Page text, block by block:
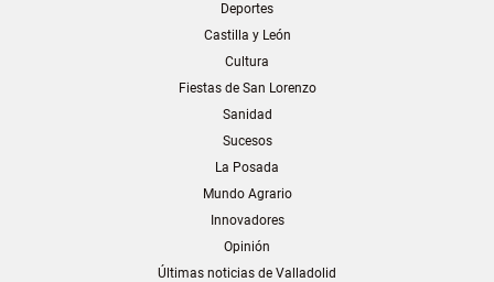
Deportes
Castilla y León
Cultura
Fiestas de San Lorenzo
Sanidad
Sucesos
La Posada
Mundo Agrario
Innovadores
Opinión
Últimas noticias de Valladolid